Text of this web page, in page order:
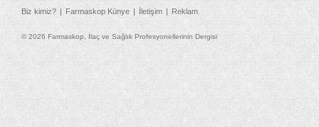
Biz kimiz? Farmaskop Künye İletişim Reklam
© 2026 Farmaskop, İlaç ve Sağlık Profesyonellerinin Dergisi